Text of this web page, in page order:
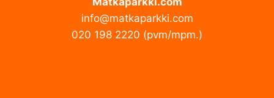
info@matkaparkki.com
020 198 2220 (pvm/mpm.)